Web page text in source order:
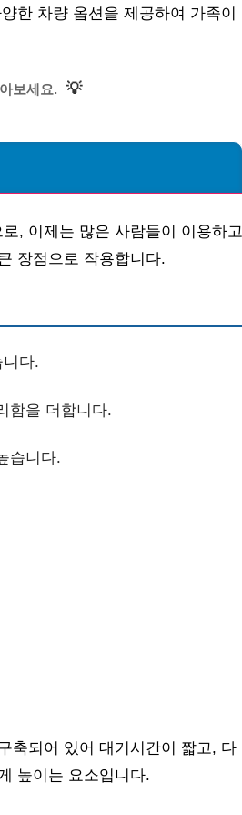
한 차량 옵션을 제공하여 가족이
보세요. 💡
, 이제는 많은 사람들이 이용하고
장점으로 작용합니다.
다.
함을 더합니다.
습니다.
축되어 있어 대기시간이 짧고, 다
높이는 요소입니다.